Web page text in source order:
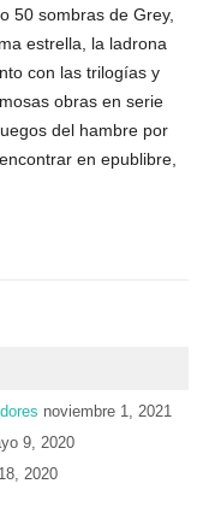
50 sombras de Grey,
estrella, la ladrona
con las trilogías y
obras en serie
del hambre por
en epublibre,
noviembre 1, 2021
9, 2020
2020